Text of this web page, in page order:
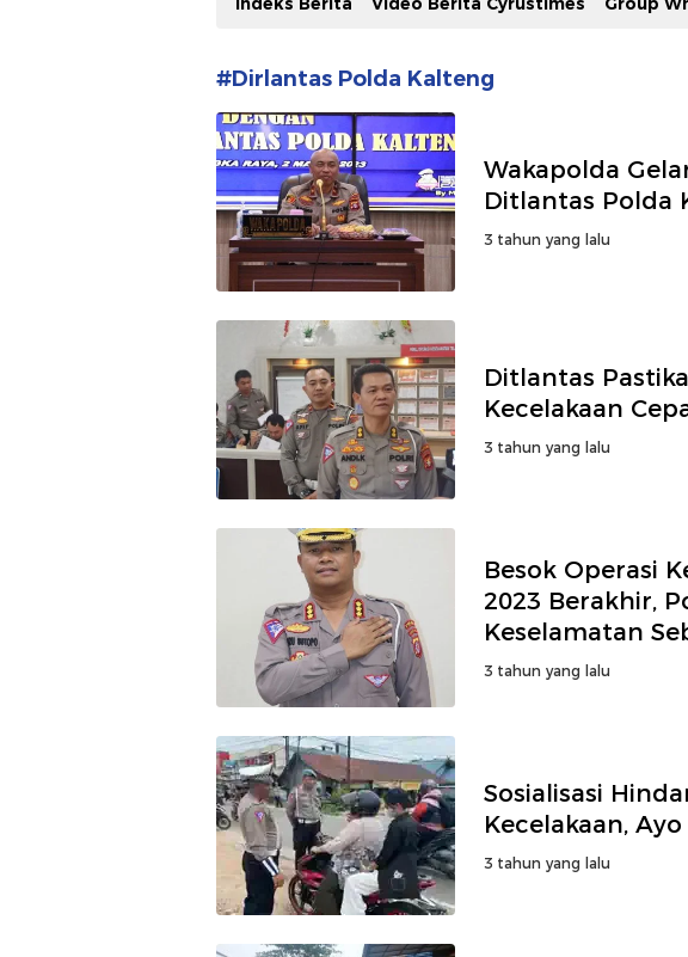
#Dirlantas Polda Kalteng
Wakapolda
Ditlantas Polda
3 tahun yang lalu
Ditlantas
Kecelakaan
3 tahun yang lalu
Besok Operasi
2023 Berakhir,
Keselamatan
3 tahun yang lalu
Sosialisasi
Kecelakaan,
3 tahun yang lalu